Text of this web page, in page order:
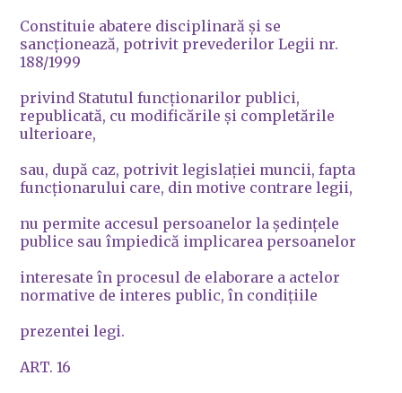
Constituie abatere disciplinară şi se
sancţionează, potrivit prevederilor Legii nr.
188/1999
privind Statutul funcţionarilor publici,
republicată, cu modificările şi completările
ulterioare,
sau, după caz, potrivit legislaţiei muncii, fapta
funcţionarului care, din motive contrare legii,
nu permite accesul persoanelor la şedinţele
publice sau împiedică implicarea persoanelor
interesate în procesul de elaborare a actelor
normative de interes public, în condiţiile
prezentei legi.
ART. 16